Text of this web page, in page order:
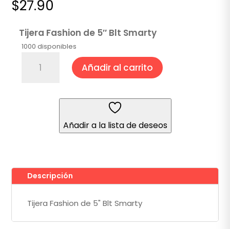
$27.90
Tijera Fashion de 5″ Blt Smarty
1000 disponibles
Fashion
Añadir al carrito
Añadir a la lista de deseos
Descripción
Tijera Fashion de 5" Blt Smarty